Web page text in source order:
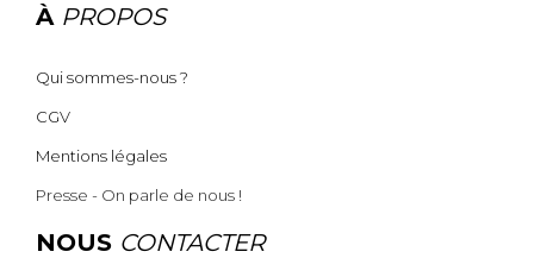
À PROPOS
Qui sommes-nous ?
CGV
Mentions légales
Presse - On parle de nous !
NOUS CONTACTER